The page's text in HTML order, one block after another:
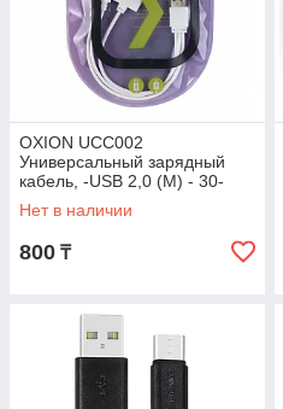
OXION UCC002
Универсальный зарядный
кабель, -USB 2,0 (M) - 30-
pin/Micro-USB (M), 20cм,
белый
Нет в наличии
800 ₸